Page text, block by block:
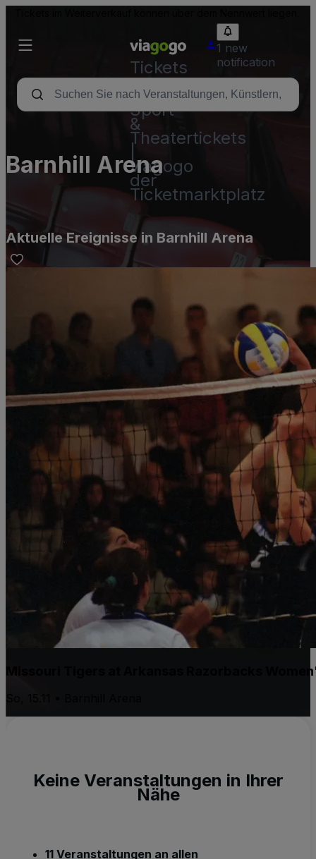
Tickets
-
Konzert-,
Sport-
&
Theatertickets
viagogo
der
Ticketmarktplatz
1 new
notification
Barnhill Arena
Aktuelle Ereignisse in Barnhill Arena
Missouri Tigers at Arkansas Razorbacks
Keine Veranstaltungen in Ihrer
Nähe
11 Veranstaltungen an allen